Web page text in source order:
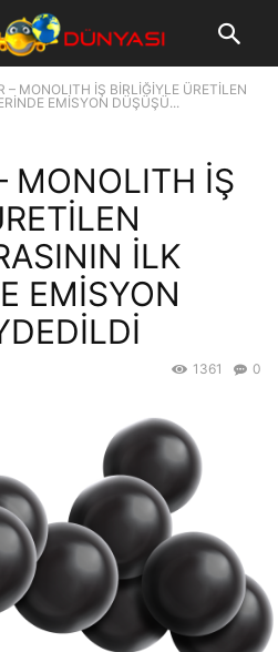
– MONOLITH İŞ BİRLİĞİYLE ÜRETİLEN
EMİSYON DÜŞÜŞÜ...
MONOLITH İŞ
İLK
EMİSYON
0
1361